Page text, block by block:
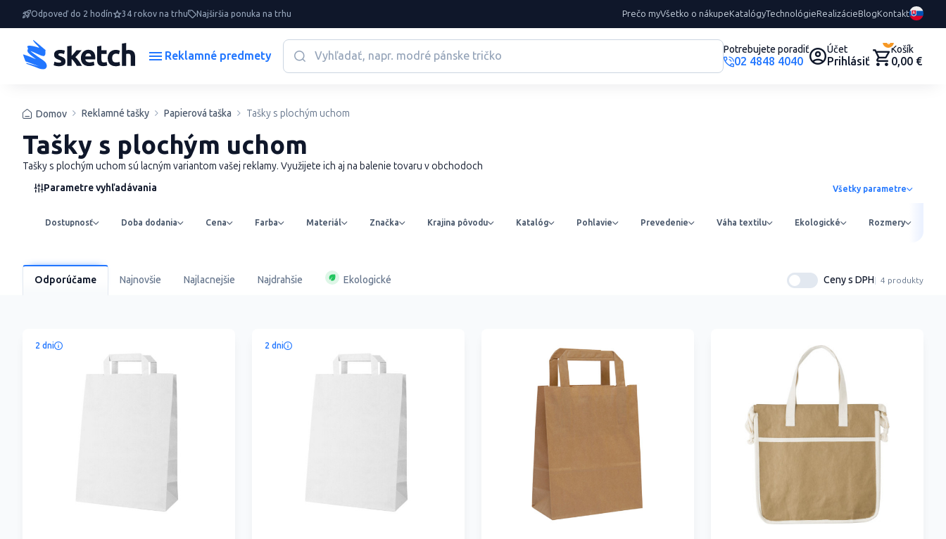
Odpoveď do 2 hodín 34 rokov na trhu Najširšia ponuka na trhu Prečo myVšetko o nákupeKatalógyTechnológieRealizácieBlogKontakt
Reklamné predmety Potrebujete poradiť
02 4848 4040
Účet
Prihlásiť
0
Košík
0,00 €
Domov Reklamné tašky Papierová taška Tašky s plochým uchom
Tašky s plochým uchom
Tašky s plochým uchom sú lacným variantom vašej reklamy. Využijete ich aj na balenie tovaru v obchodoch
Parametre vyhľadávania
Všetky parametre
Dostupnosť Doba dodania Cena Farba Materiál Značka Krajina pôvodu Katalóg Pohlavie Prevedenie Váha textilu Ekologické Rozmery
Odporúčame Najnovšie Najlacnejšie Najdrahšie Ekologické Ceny s DPH 4 produkty
2 dni 2 dni